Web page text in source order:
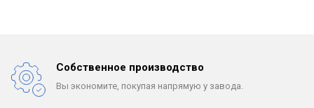
Собственное производство
Вы экономите, покупая напрямую у завода.